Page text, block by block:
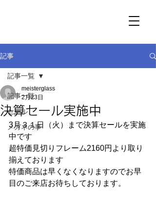
記事
記事一覧
セール
メガネの事
記事一覧
決算セール実施中
meisterglass
2月23日
3月３１日（火）まで決算セールを実施
中です
超特価見切りフレーム2160円より取り
揃えております
特価商品は早くなくなりますのでお早
目のご来店お待ちしております。